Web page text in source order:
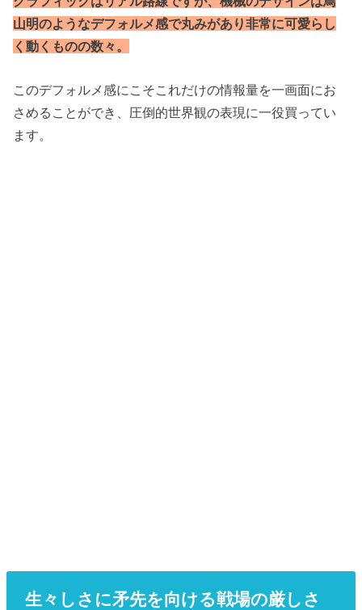
山明のようなデフォルメ感で丸みがあり非常に可愛らし
く動くものの数々。
このデフォルメ感にこそこれだけの情報量を一画面にお
さめることができ、圧倒的世界観の表現に一役買ってい
ます。
生々しさに矛先を向ける戦場の厳しさ